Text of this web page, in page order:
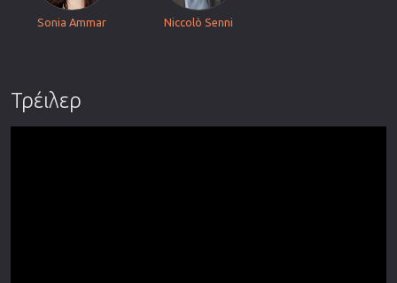
Sonia Ammar Niccolò Senni
Τρέιλερ